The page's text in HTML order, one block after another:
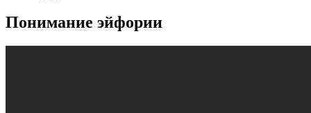
Понимание эйфории